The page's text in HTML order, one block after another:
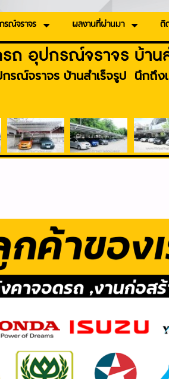
รณ์จราจร ผลงานที่ผ่านมา ติ
ถ อุปกรณ์จราจร บ้านส
ณ์จราจร บ้านสำเร็จรูป นึกถึงเ